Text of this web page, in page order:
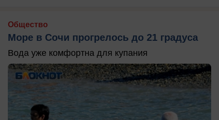
Общество
Море в Сочи прогрелось до 21 градуса
Вода уже комфортна для купания